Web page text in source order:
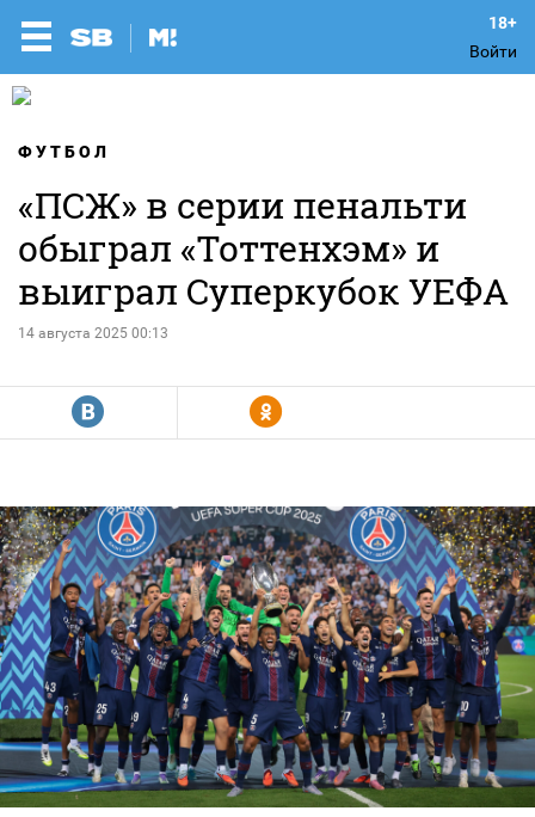
Войти
ФУТБОЛ
«ПСЖ» в серии пенальти
обыграл «Тоттенхэм» и
выиграл Суперкубок УЕФА
14 августа 2025 00:13
R Y